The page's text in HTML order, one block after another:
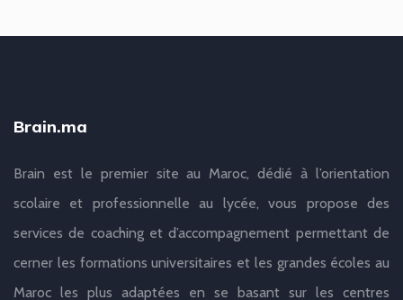
Brain.ma
Brain est le premier site au Maroc, dédié à l’orientation
scolaire et professionnelle au lycée, vous propose des
services de coaching et d’accompagnement permettant de
cerner les formations universitaires et les grandes écoles au
Maroc les plus adaptées en se basant sur les centres